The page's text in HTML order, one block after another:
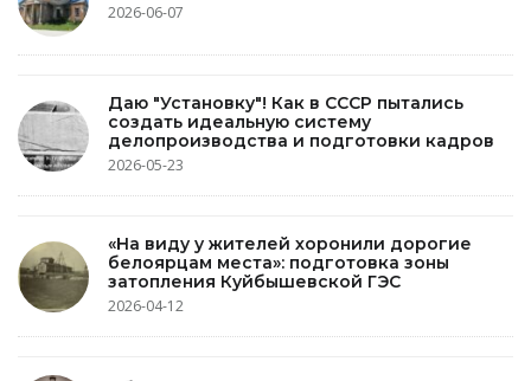
2026-06-07
Даю "Установку"! Как в СССР пытались
создать идеальную систему
делопроизводства и подготовки кадров
2026-05-23
«На виду у жителей хоронили дорогие
белоярцам места»: подготовка зоны
затопления Куйбышевской ГЭС
2026-04-12